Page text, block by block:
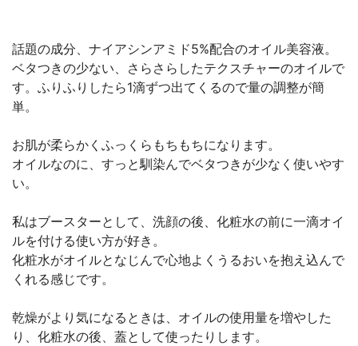
話題の成分、ナイアシンアミド5%配合のオイル美容液。
ベタつきの少ない、さらさらしたテクスチャーのオイルで
す。ふりふりしたら1滴ずつ出てくるので量の調整が簡
単。
お肌が柔らかくふっくらもちもちになります。
オイルなのに、すっと馴染んでベタつきが少なく使いやす
い。
私はブースターとして、洗顔の後、化粧水の前に一滴オイ
ルを付ける使い方が好き。
化粧水がオイルとなじんで心地よくうるおいを抱え込んで
くれる感じです。
乾燥がより気になるときは、オイルの使用量を増やした
り、化粧水の後、蓋として使ったりします。